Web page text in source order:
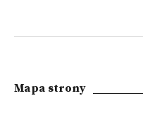
Mapa strony